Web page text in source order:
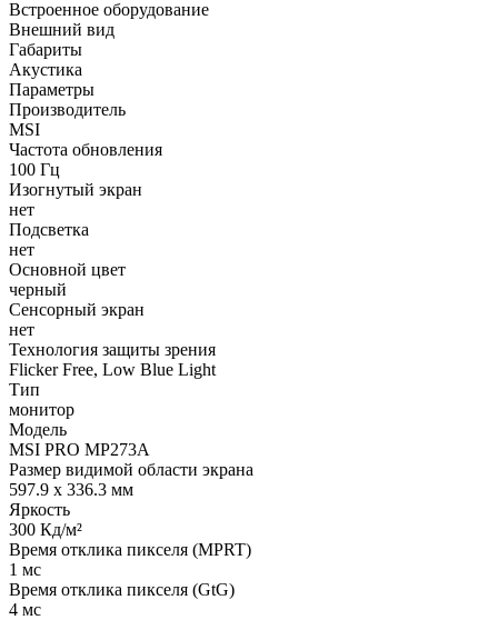
Встроенное оборудование
Внешний вид
Габариты
Акустика
Параметры
Производитель
MSI
Частота обновления
100 Гц
Изогнутый экран
нет
Подсветка
нет
Основной цвет
черный
Сенсорный экран
нет
Технология защиты зрения
Flicker Free, Low Blue Light
Тип
монитор
Модель
MSI PRO MP273A
Размер видимой области экрана
597.9 x 336.3 мм
Яркость
300 Кд/м²
Время отклика пикселя (MPRT)
1 мс
Время отклика пикселя (GtG)
4 мс